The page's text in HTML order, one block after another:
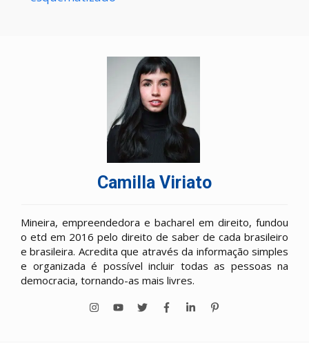
Camilla Viriato
Mineira, empreendedora e bacharel em direito, fundou
o etd em 2016 pelo direito de saber de cada brasileiro
e brasileira. Acredita que através da informação simples
e organizada é possível incluir todas as pessoas na
democracia, tornando-as mais livres.